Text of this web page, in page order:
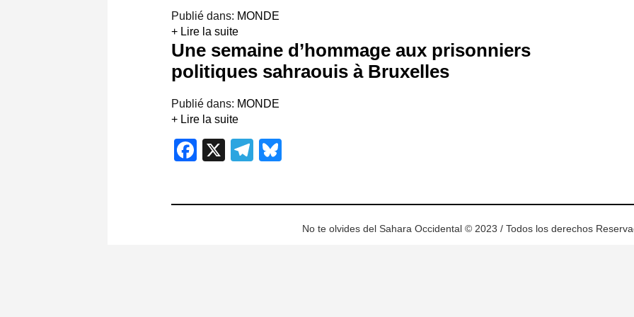
Publié dans: MONDE
+ Lire la suite
Une semaine d’hommage aux prisonniers
politiques sahraouis à Bruxelles
Publié dans: MONDE
+ Lire la suite
Facebook
X Telegram
No te olvides del Sahara Occidental © 2023 / Todos los derechos